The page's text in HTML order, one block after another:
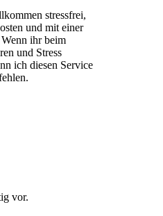
stressfrei,
und mit einer
ihr beim
und Stress
ich diesen Service
vor.